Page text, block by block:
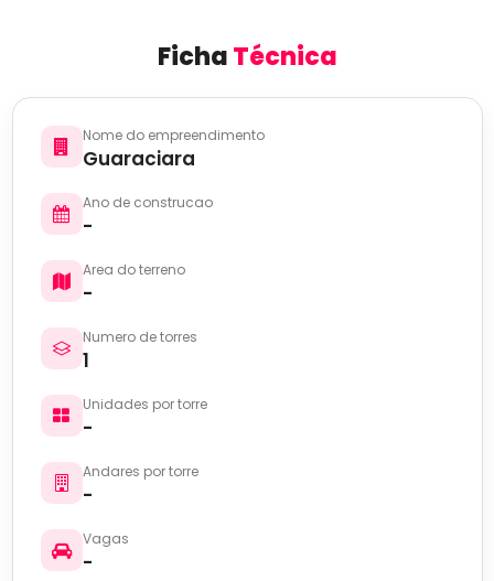
FichaTécnica
Nome do empreendimento
Guaraciara
Ano de construcao
-
Area do terreno
-
Numero de torres
1
Unidades por torre
-
Andares por torre
-
Vagas
-